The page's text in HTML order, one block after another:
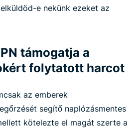
e nekünk ezeket az
támogatja a
folytatott harcot
az emberek
segítő naplózásmentes
kötelezte el magát szerte a